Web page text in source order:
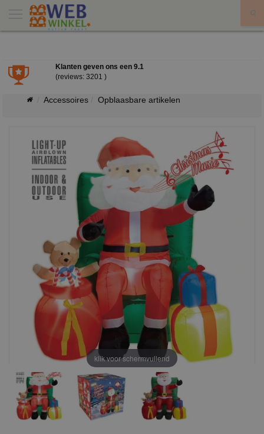
Klanten geven ons een 9.1
(reviews: 3201 )
Accessoires Opblaasbare artikelen
klik voor schermvullend